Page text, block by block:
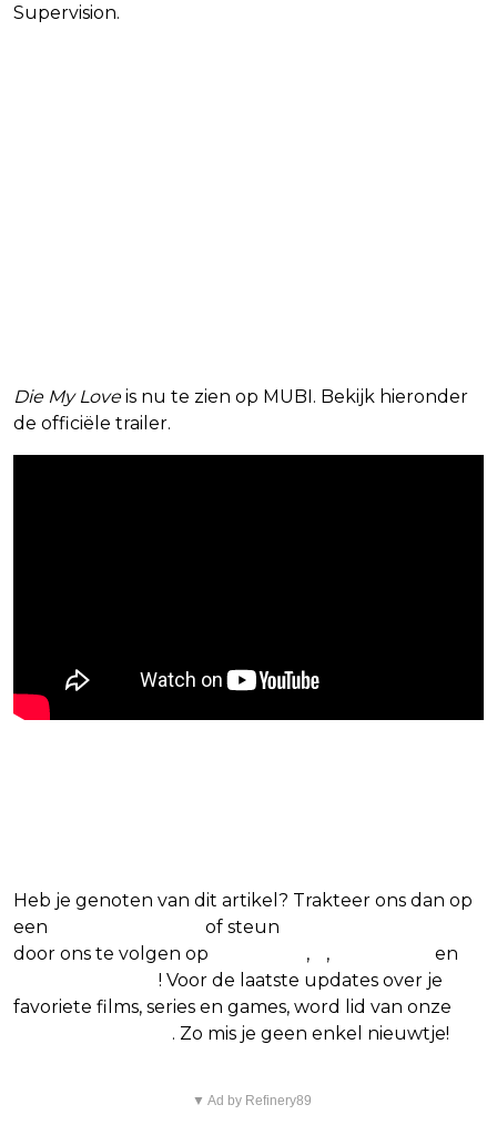
Supervision.
Die My Loveis nu te zien op MUBI. Bekijk hieronder
de officiële trailer.
Heb je genoten van dit artikel? Trakteer ons dan op
een
of steun
door ons te volgen op
, ,
en
! Voor de laatste updates over je
favoriete films, series en games, word lid van onze
. Zo mis je geen enkel nieuwtje!
▼ Ad by Refinery89